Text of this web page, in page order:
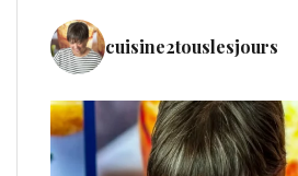
cuisine2touslesjours